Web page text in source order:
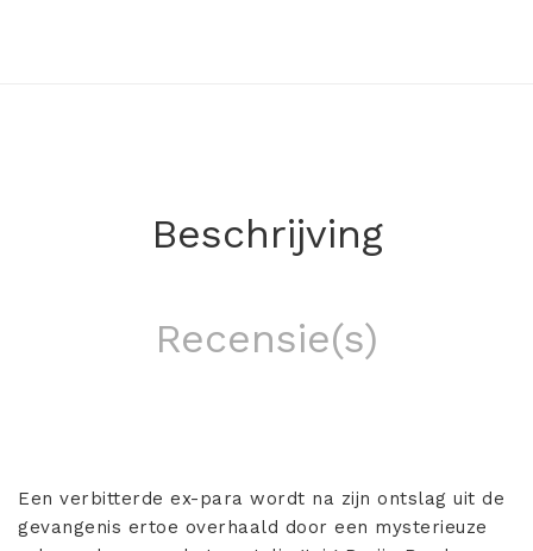
Beschrijving
Recensie(s)
Een verbitterde ex-para wordt na zijn ontslag uit de
gevangenis ertoe overhaald door een mysterieuze